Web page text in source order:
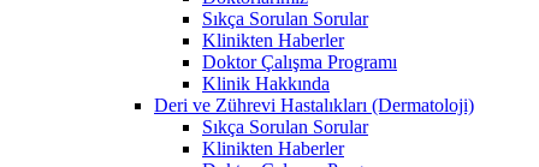
Sıkça Sorulan Sorular
Klinikten Haberler
Doktor Çalışma Programı
Klinik Hakkında
Deri ve Zührevi Hastalıkları (Dermatoloji)
Sıkça Sorulan Sorular
Klinikten Haberler